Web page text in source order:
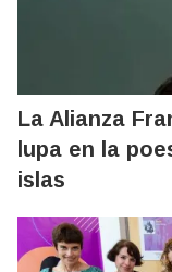
La Alianza
lupa en la
islas